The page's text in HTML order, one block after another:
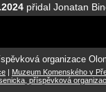
přidal Jonatan
organizace
| Muzeum Komenského v
příspěvková